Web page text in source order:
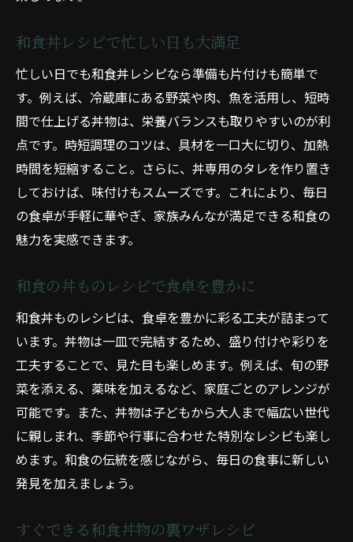
和食丼レシピで忙しい日も大満足
忙しい日でも和食丼レシピなら準備も片付けも簡単で
す。例えば、冷蔵庫にある野菜や肉、魚を活用し、短時
間で仕上げる丼物は、栄養バランスも取りやすいのが利
点です。時短調理のコツは、具材を一口大に切り、加熱
時間を短縮すること。さらに、丼専用のタレを作り置き
しておけば、味付けもスムーズです。これにより、毎日
の食卓が手軽に華やぎ、家族みんなが満足できる和食の
魅力を実感できます。
和食の丼ものレシピで食卓を豊かに
和食丼ものレシピは、食卓を豊かに彩る工夫が詰まって
います。丼物は一皿で完結するため、盛り付けや彩りを
工夫することで、見た目も楽しめます。例えば、旬の野
菜を添える、薬味を加えるなど、家庭ごとのアレンジが
可能です。また、丼物は子どもから大人まで幅広い世代
に親しまれ、季節や行事に合わせた特別なレシピも楽し
めます。和食の伝統を感じながら、毎日の食事に新しい
発見を加えましょう。
すぐできる和食丼物の裏ワザレシピ